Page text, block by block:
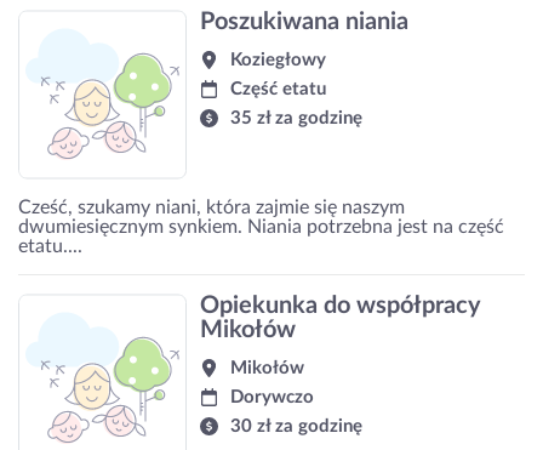
Poszukiwana niania
Koziegłowy
Część etatu
35 zł za godzinę
Cześć, szukamy niani, która zajmie się naszym
dwumiesięcznym synkiem. Niania potrzebna jest na część
etatu....
Opiekunka do współpracy
Mikołów
Mikołów
Dorywczo
30 zł za godzinę